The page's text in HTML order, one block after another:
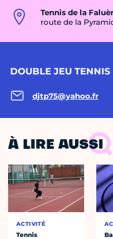
Tennis de la
route de la
DOUBLE JEU TENNIS
djtp75@yahoo.fr
À LIRE AUSSI
ACTIVITÉ
Tennis